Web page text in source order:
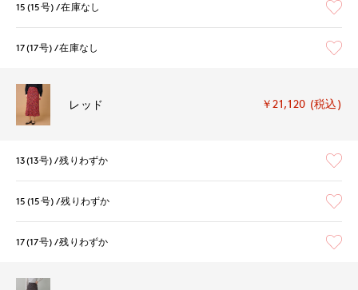
15(15号) 在庫なし
17(17号) 在庫なし
レッド ￥21,120 (税込)
13(13号) 残りわずか
15(15号) 残りわずか
17(17号) 残りわずか